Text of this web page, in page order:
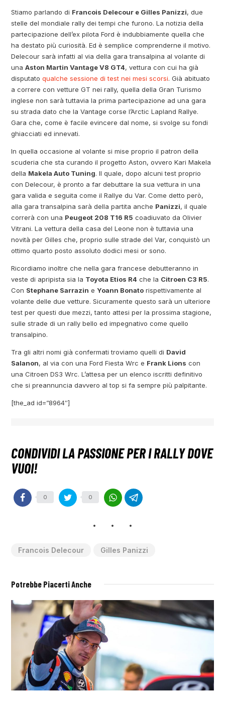
Stiamo parlando di Francois Delecour e Gilles Panizzi, due
stelle del mondiale rally dei tempi che furono. La notizia della
partecipazione dell’ex pilota Ford è indubbiamente quella che
ha destato più curiosità. Ed è semplice comprenderne il motivo.
Delecour sarà infatti al via della gara transalpina al volante di
unaAston Martin Vantage V8 GT4, vettura con cui ha già
disputatoqualche sessione di test nei mesi scorsi. Già abituato
a correre con vetture GT nei rally, quella della Gran Turismo
inglese non sarà tuttavia la prima partecipazione ad una gara
su strada dato che la Vantage corse l’Arctic Lapland Rallye.
Gara che, come è facile evincere dal nome, si svolge su fondi
ghiacciati ed innevati.
In quella occasione al volante si mise proprio il patron della
scuderia che sta curando il progetto Aston, ovvero Kari Makela
della Makela Auto Tuning. Il quale, dopo alcuni test proprio
con Delecour, è pronto a far debuttare la sua vettura in una
gara valida e seguita come il Rallye du Var. Come detto però,
alla gara transalpina sarà della partita anche Panizzi, il quale
correrà con una Peugeot 208 T16 R5 coadiuvato da Olivier
Vitrani. La vettura della casa del Leone non è tuttavia una
novità per Gilles che, proprio sulle strade del Var, conquistò un
ottimo quarto posto assoluto dodici mesi or sono.
Ricordiamo inoltre che nella gara francese debutteranno in
veste di apripista sia la Toyota Etios R4 che la Citroen C3 R5.
Con Stephane Sarrazin eYoann Bonato rispettivamente al
volante delle due vetture. Sicuramente questo sarà un ulteriore
test per questi due mezzi, tanto attesi per la prossima stagione,
sulle strade di un rally bello ed impegnativo come quello
transalpino.
Tra gli altri nomi già confermati troviamo quelli di David
Salanon, al via con una Ford Fiesta Wrc e Frank Lions con
una Citroen DS3 Wrc. L’attesa per un elenco iscritti definitivo
che si preannuncia davvero al top si fa sempre più palpitante.
[the_ad id=”8964″]
0 0
Francois Delecour Gilles Panizzi
Potrebbe Piacerti Anche